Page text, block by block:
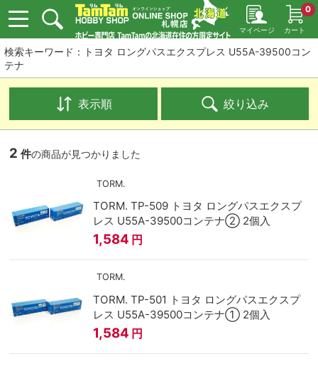
マイページ カート
0
検索キーワード：トヨタ ロングパスエクスプレス U55A-39500コン
テナ
表示順 絞り込み
2 件の商品が見つかりました
TORM.
TORM. TP-509 トヨタ ロングパスエクスプ
レス U55A-39500コンテナ② 2個入
1,584 円
TORM.
TORM. TP-501 トヨタ ロングパスエクスプ
レス U55A-39500コンテナ① 2個入
1,584 円